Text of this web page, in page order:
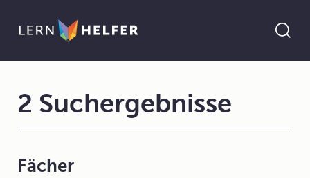
2 Suchergebnisse
Fächer